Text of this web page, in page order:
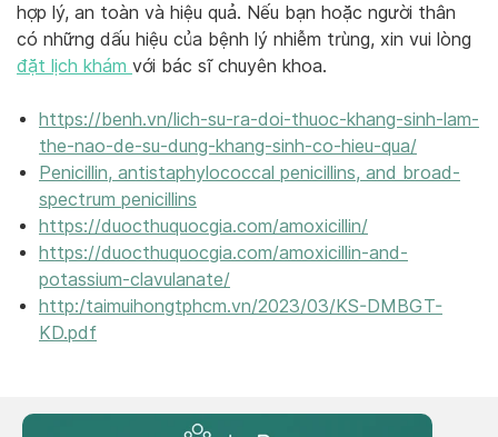
hợp lý, an toàn và hiệu quả. Nếu bạn hoặc người thân
có những dấu hiệu của bệnh lý nhiễm trùng, xin vui lòng
đặt lịch khám với bác sĩ chuyên khoa.
https://benh.vn/lich-su-ra-doi-thuoc-khang-sinh-lam-
the-nao-de-su-dung-khang-sinh-co-hieu-qua/
Penicillin, antistaphylococcal penicillins, and broad-
spectrum penicillins
https://duocthuquocgia.com/amoxicillin/
https://duocthuquocgia.com/amoxicillin-and-
potassium-clavulanate/
http:/taimuihongtphcm.vn/2023/03/KS-DMBGT-
KD.pdf